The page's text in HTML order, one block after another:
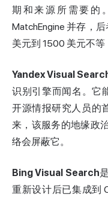
期和来源所需要的
MatchEngine 并存，
美元到 1500 美元不等
Yandex Visual
识别引擎而闻名。它
开源情报研究人员的
来，该服务的地缘政
络会屏蔽它。
BingVisual Search
重新设计后已集成到